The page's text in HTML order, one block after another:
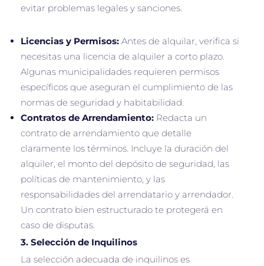
evitar problemas legales y sanciones.
Licencias y Permisos: Antes de alquilar, verifica si
necesitas una licencia de alquiler a corto plazo.
Algunas municipalidades requieren permisos
específicos que aseguran el cumplimiento de las
normas de seguridad y habitabilidad.
Contratos de Arrendamiento: Redacta un
contrato de arrendamiento que detalle
claramente los términos. Incluye la duración del
alquiler, el monto del depósito de seguridad, las
políticas de mantenimiento, y las
responsabilidades del arrendatario y arrendador.
Un contrato bien estructurado te protegerá en
caso de disputas.
3. Selección de Inquilinos
La selección adecuada de inquilinos es